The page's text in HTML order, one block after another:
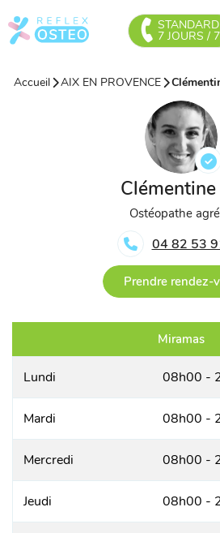
STANDARD
7 JOURS / 7
Accueil AIX EN PROVENCE
Clémentine
Ostéopathe
04 82 53
Prendre rendez-
Miramas
Lundi 08h00 -
Mardi 08h00 -
Mercredi 08h00 -
Jeudi 08h00 -